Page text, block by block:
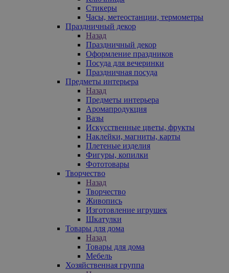
Стикеры
Часы, метеостанции, термометры
Праздничный декор
Назад
Праздничный декор
Оформление праздников
Посуда для вечеринки
Праздничная посуда
Предметы интерьера
Назад
Предметы интерьера
Аромапродукция
Вазы
Искусственные цветы, фрукты
Наклейки, магниты, карты
Плетеные изделия
Фигуры, копилки
Фототовары
Творчество
Назад
Творчество
Живопись
Изготовление игрушек
Шкатулки
Товары для дома
Назад
Товары для дома
Мебель
Хозяйственная группа